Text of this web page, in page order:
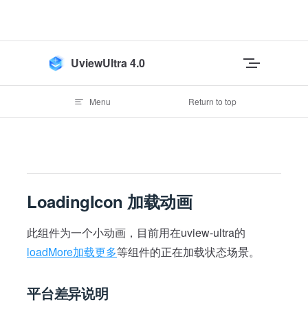
UviewUltra 4.0
Menu Return to top
LoadingIcon 加载动画
此组件为一个小动画，目前用在uview-ultra的
loadMore加载更多等组件的正在加载状态场景。
平台差异说明